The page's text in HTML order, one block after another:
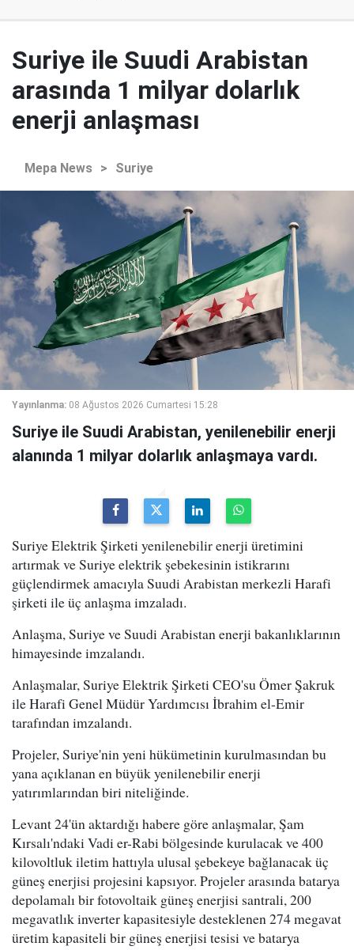
Suriye ile Suudi Arabistan
arasında 1 milyar dolarlık
enerji anlaşması
Mepa News > Suriye
Yayınlanma: 08 Ağustos 2026 Cumartesi 15:28
Suriye ile Suudi Arabistan, yenilenebilir enerji
alanında 1 milyar dolarlık anlaşmaya vardı.
Suriye Elektrik Şirketi yenilenebilir enerji üretimini
artırmak ve Suriye elektrik şebekesinin istikrarını
güçlendirmek amacıyla Suudi Arabistan merkezli Harafi
şirketi ile üç anlaşma imzaladı.
Anlaşma, Suriye ve Suudi Arabistan enerji bakanlıklarının
himayesinde imzalandı.
Anlaşmalar, Suriye Elektrik Şirketi CEO'su Ömer Şakruk
ile Harafi Genel Müdür Yardımcısı İbrahim el-Emir
tarafından imzalandı.
Projeler, Suriye'nin yeni hükümetinin kurulmasından bu
yana açıklanan en büyük yenilenebilir enerji
yatırımlarından biri niteliğinde.
Levant 24'ün aktardığı habere göre anlaşmalar, Şam
Kırsalı'ndaki Vadi er-Rabi bölgesinde kurulacak ve 400
kilovoltluk iletim hattıyla ulusal şebekeye bağlanacak üç
güneş enerjisi projesini kapsıyor. Projeler arasında batarya
depolamalı bir fotovoltaik güneş enerjisi santrali, 200
megavatlık inverter kapasitesiyle desteklenen 274 megavat
üretim kapasiteli bir güneş enerjisi tesisi ve batarya